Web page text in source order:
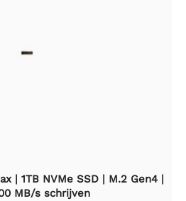
| 1TB NVMe SSD | M.2 Gen4 |
MB/s schrijven